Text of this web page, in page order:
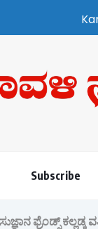
Suddi |
Subscribe
ಫ್ರೆಂಡ್ಸ್